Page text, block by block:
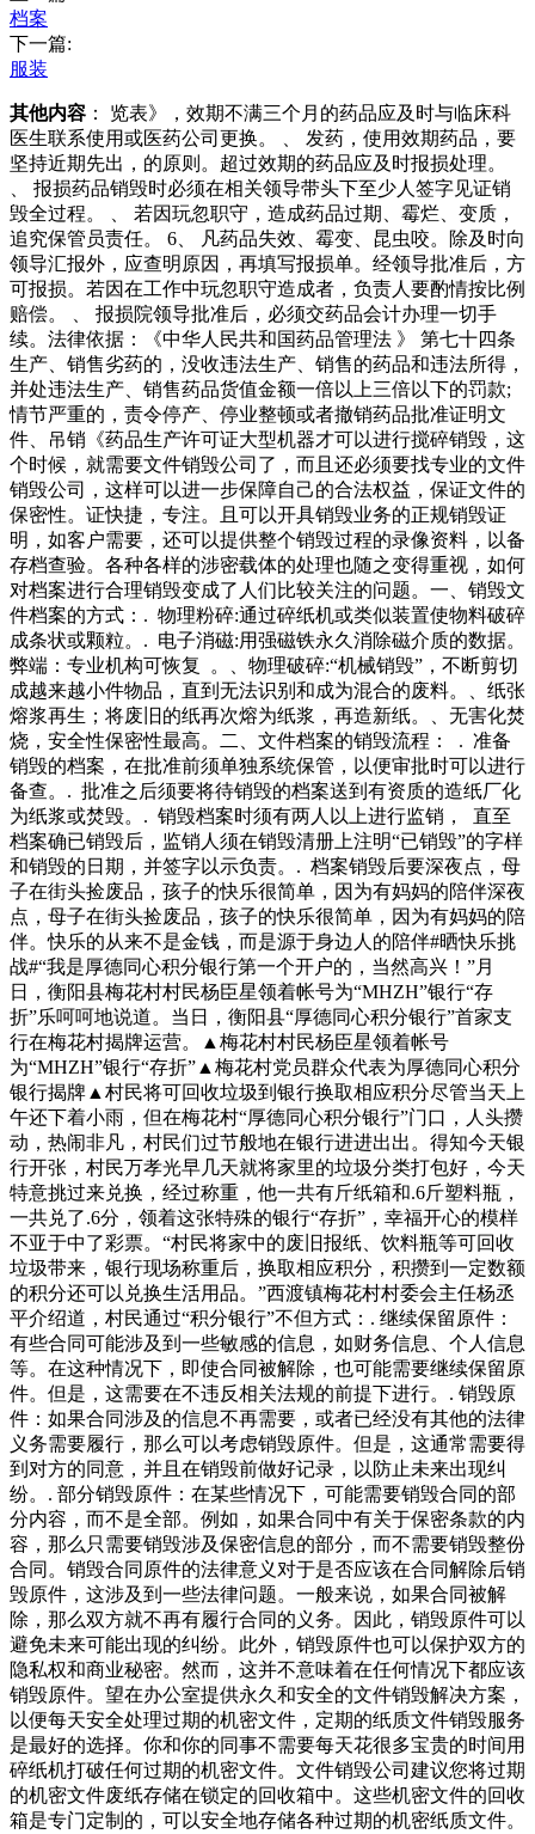
档案
下一篇:
服装
其他内容 ： 览表》，效期不满三个月的药品应及时与临床科
医生联系使用或医药公司更换。 、 发药，使用效期药品，要
坚持近期先出，的原则。超过效期的药品应及时报损处理。
、 报损药品销毁时必须在相关领导带头下至少人签字见证销
毁全过程。 、 若因玩忽职守，造成药品过期、霉烂、变质，
追究保管员责任。 6、 凡药品失效、霉变、昆虫咬。除及时向
领导汇报外，应查明原因，再填写报损单。经领导批准后，方
可报损。若因在工作中玩忽职守造成者，负责人要酌情按比例
赔偿。 、 报损院领导批准后，必须交药品会计办理一切手
续。法律依据：《中华人民共和国药品管理法 》 第七十四条
生产、销售劣药的，没收违法生产、销售的药品和违法所得，
并处违法生产、销售药品货值金额一倍以上三倍以下的罚款;
情节严重的，责令停产、停业整顿或者撤销药品批准证明文
件、吊销《药品生产许可证大型机器才可以进行搅碎销毁，这
个时候，就需要文件销毁公司了，而且还必须要找专业的文件
销毁公司，这样可以进一步保障自己的合法权益，保证文件的
保密性。证快捷，专注。且可以开具销毁业务的正规销毁证
明，如客户需要，还可以提供整个销毁过程的录像资料，以备
存档查验。各种各样的涉密载体的处理也随之变得重视，如何
对档案进行合理销毁变成了人们比较关注的问题。一、销毁文
件档案的方式：. 物理粉碎:通过碎纸机或类似装置使物料破碎
成条状或颗粒。. 电子消磁:用强磁铁永久消除磁介质的数据。
弊端：专业机构可恢复 。、物理破碎:“机械销毁”，不断剪切
成越来越小件物品，直到无法识别和成为混合的废料。、纸张
熔浆再生；将废旧的纸再次熔为纸浆，再造新纸。、无害化焚
烧，安全性保密性最高。二、文件档案的销毁流程： . 准备
销毁的档案，在批准前须单独系统保管，以便审批时可以进行
备查。. 批准之后须要将待销毁的档案送到有资质的造纸厂化
为纸浆或焚毁。. 销毁档案时须有两人以上进行监销， 直至
档案确已销毁后，监销人须在销毁清册上注明“已销毁”的字样
和销毁的日期，并签字以示负责。. 档案销毁后要深夜点，母
子在街头捡废品，孩子的快乐很简单，因为有妈妈的陪伴深夜
点，母子在街头捡废品，孩子的快乐很简单，因为有妈妈的陪
伴。快乐的从来不是金钱，而是源于身边人的陪伴#晒快乐挑
战#“我是厚德同心积分银行第一个开户的，当然高兴！”月
日，衡阳县梅花村村民杨臣星领着帐号为“MHZH”银行“存
折”乐呵呵地说道。当日，衡阳县“厚德同心积分银行”首家支
行在梅花村揭牌运营。▲梅花村村民杨臣星领着帐号
为“MHZH”银行“存折”▲梅花村党员群众代表为厚德同心积分
银行揭牌▲村民将可回收垃圾到银行换取相应积分尽管当天上
午还下着小雨，但在梅花村“厚德同心积分银行”门口，人头攒
动，热闹非凡，村民们过节般地在银行进进出出。得知今天银
行开张，村民万孝光早几天就将家里的垃圾分类打包好，今天
特意挑过来兑换，经过称重，他一共有斤纸箱和.6斤塑料瓶，
一共兑了.6分，领着这张特殊的银行“存折”，幸福开心的模样
不亚于中了彩票。“村民将家中的废旧报纸、饮料瓶等可回收
垃圾带来，银行现场称重后，换取相应积分，积攒到一定数额
的积分还可以兑换生活用品。”西渡镇梅花村村委会主任杨丞
平介绍道，村民通过“积分银行”不但方式：. 继续保留原件：
有些合同可能涉及到一些敏感的信息，如财务信息、个人信息
等。在这种情况下，即使合同被解除，也可能需要继续保留原
件。但是，这需要在不违反相关法规的前提下进行。. 销毁原
件：如果合同涉及的信息不再需要，或者已经没有其他的法律
义务需要履行，那么可以考虑销毁原件。但是，这通常需要得
到对方的同意，并且在销毁前做好记录，以防止未来出现纠
纷。. 部分销毁原件：在某些情况下，可能需要销毁合同的部
分内容，而不是全部。例如，如果合同中有关于保密条款的内
容，那么只需要销毁涉及保密信息的部分，而不需要销毁整份
合同。销毁合同原件的法律意义对于是否应该在合同解除后销
毁原件，这涉及到一些法律问题。一般来说，如果合同被解
除，那么双方就不再有履行合同的义务。因此，销毁原件可以
避免未来可能出现的纠纷。此外，销毁原件也可以保护双方的
隐私权和商业秘密。然而，这并不意味着在任何情况下都应该
销毁原件。望在办公室提供永久和安全的文件销毁解决方案，
以便每天安全处理过期的机密文件，定期的纸质文件销毁服务
是最好的选择。你和你的同事不需要每天花很多宝贵的时间用
碎纸机打破任何过期的机密文件。文件销毁公司建议您将过期
的机密文件废纸存储在锁定的回收箱中。这些机密文件的回收
箱是专门定制的，可以安全地存储各种过期的机密纸质文件。